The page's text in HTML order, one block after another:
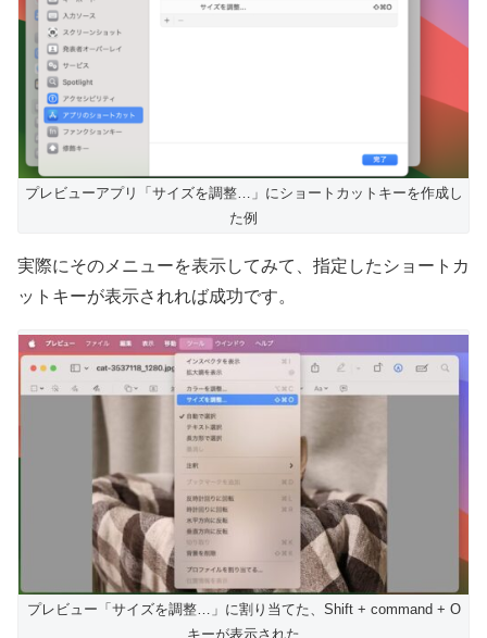
プレビューアプリ「サイズを調整…」にショートカットキーを作成し
た例
実際にそのメニューを表示してみて、指定したショートカ
ットキーが表示されれば成功です。
プレビュー「サイズを調整…」に割り当てた、Shift + command + O
キーが表示された